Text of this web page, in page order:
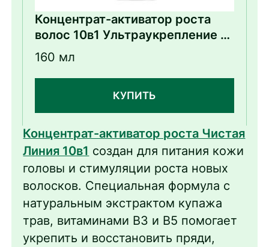
Концентрат-активатор роста
волос 10в1 Ультраукрепление и
восстановление
160 мл
КУПИТЬ
Концентрат-активатор роста Чистая
Линия 10в1 создан для питания кожи
головы и стимуляции роста новых
волосков. Специальная формула с
натуральным экстрактом купажа
трав, витаминами В3 и В5 помогает
укрепить и восстановить пряди,